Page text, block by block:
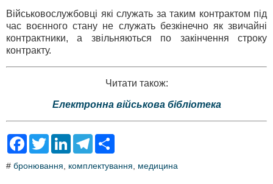
Військовослужбовці які служать за таким контрактом під
час воєнного стану не служать безкінечно як звичайні
контрактники, а звільняються по закінчення строку
контракту.
Читати також:
Електронна військова бібліотека
F
e
T
t
L
k
T
e
r
# бронювання, комплектування, медицина